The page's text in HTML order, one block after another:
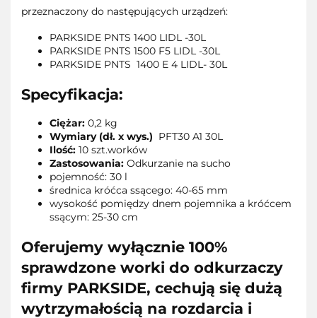
przeznaczony do następujących urządzeń:
PARKSIDE PNTS 1400 LIDL -30L
PARKSIDE PNTS 1500 F5 LIDL -30L
PARKSIDE PNTS 1400 E 4 LIDL- 30L
Specyfikacja:
Ciężar: 0,2 kg
Wymiary (dł. x wys.) PFT30 A1 30L
Ilość: 10 szt.worków
Zastosowania: Odkurzanie na sucho
pojemność: 30 l
średnica króćca ssącego: 40-65 mm
wysokość pomiędzy dnem pojemnika a króćcem
ssącym: 25-30 cm
Oferujemy wyłącznie 100%
sprawdzone worki do odkurzaczy
firmy PARKSIDE, cechują się dużą
wytrzymałością na rozdarcia i